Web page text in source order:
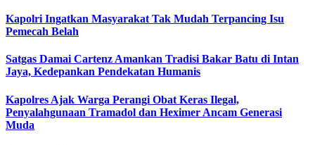
Kapolri Ingatkan Masyarakat Tak Mudah Terpancing Isu
Pemecah Belah
Satgas Damai Cartenz Amankan Tradisi Bakar Batu di Intan
Jaya, Kedepankan Pendekatan Humanis
Kapolres Ajak Warga Perangi Obat Keras Ilegal,
Penyalahgunaan Tramadol dan Heximer Ancam Generasi
Muda